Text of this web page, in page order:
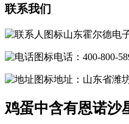
联系我们
山东霍尔德电
电话：400-800-
地址：山东省潍
鸡蛋中含有恩诺沙